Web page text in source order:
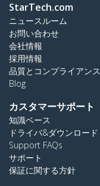
StarTech.com
ニュースルーム
お問い合わせ
会社情報
採用情報
品質とコンプライアンス
Blog
カスタマーサポート
知識ベース
ドライバ&ダウンロード
Support FAQs
サポート
保証に関する方針